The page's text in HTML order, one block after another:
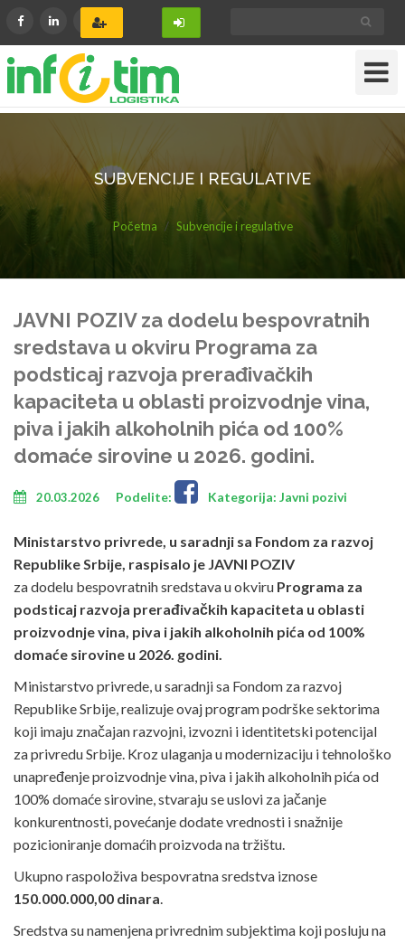
Toggle
SUBVENCIJE I REGULATIVE
Početna Subvencije i regulative
JAVNI POZIV za dodelu bespovratnih
sredstava u okviru Programa za
podsticaj razvoja prerađivačkih
kapaciteta u oblasti proizvodnje vina,
piva i jakih alkoholnih pića od 100%
domaće sirovine u 2026. godini.
20.03.2026 Podelite: Kategorija: Javni pozivi
Ministarstvo privrede, u saradnji sa Fondom za razvoj
Republike Srbije, raspisalo je JAVNI POZIV
za dodelu bespovratnih sredstava u okviru Programa za
podsticaj razvoja prerađivačkih kapaciteta u oblasti
proizvodnje vina, piva i jakih alkoholnih pića od 100%
domaće sirovine u 2026. godini.
Ministarstvo privrede, u saradnji sa Fondom za razvoj
Republike Srbije, realizuje ovaj program podrške sektorima
koji imaju značajan razvojni, izvozni i identitetski potencijal
za privredu Srbije. Kroz ulaganja u modernizaciju i tehnološko
unapređenje proizvodnje vina, piva i jakih alkoholnih pića od
100% domaće sirovine, stvaraju se uslovi za jačanje
konkurentnosti, povećanje dodate vrednosti i snažnije
pozicioniranje domaćih proizvoda na tržištu.
Ukupno raspoloživa bespovratna sredstva iznose
150.000.000,00 dinara.
Sredstva su namenjena privrednim subjektima koji posluju na